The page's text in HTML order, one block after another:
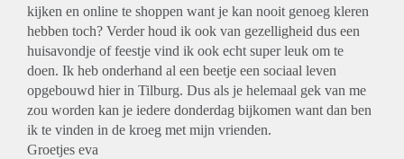
kijken en online te shoppen want je kan nooit genoeg kleren
hebben toch? Verder houd ik ook van gezelligheid dus een
huisavondje of feestje vind ik ook echt super leuk om te
doen. Ik heb onderhand al een beetje een sociaal leven
opgebouwd hier in Tilburg. Dus als je helemaal gek van me
zou worden kan je iedere donderdag bijkomen want dan ben
ik te vinden in de kroeg met mijn vrienden.
Groetjes eva